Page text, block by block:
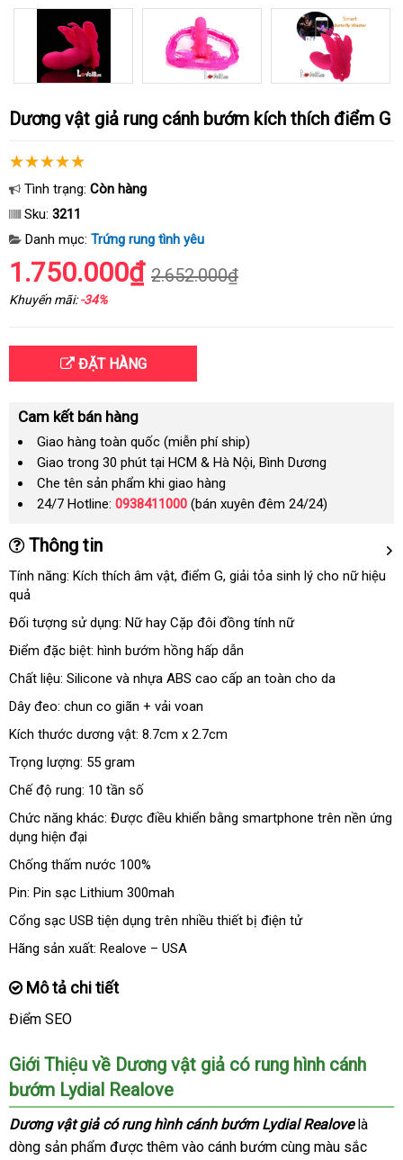
Dương vật giả rung cánh bướm kích thích điểm G
Tình trạng: Còn hàng
Sku: 3211
Danh mục: Trứng rung tình yêu
1.750.000₫ 2.652.000₫
Khuyến mãi:-34%
ĐẶT HÀNG
Cam kết bán hàng
Giao hàng toàn quốc (miễn phí ship)
Giao trong 30 phút tại HCM & Hà Nội, Bình Dương
Che tên sản phẩm khi giao hàng
24/7 Hotline: 0938411000 (bán xuyên đêm 24/24)
Thông tin
Tính năng: Kích thích âm vậtnội
, điểm Gthanh
, giải tỏa sinh lý cho nữ hiệu
quả
Đối tượng sử dụng: Nữ hay Cặp đôi đồng tính nữ
Điểm to
đặc biệt: hình bướm hồng hấp dẫn
Chất liệu: Silicone cửa
hàng
và nhựa ABS cao cấp an toàn cho da
Dây đeo: chun co giãn + vải voan
Kích thước dương vật: 8.7cm x 2.7cm
Trọng lượng: 55 gram
Chế độ rung: 10 tần số
Chức năng khác: Được điều khiển bằng smartphone trên nền ứng
dụng hiện đại
Chống thấm nước 100%
Pin: Pin sạc Lithium 300mah
Cổng sạc USB tiện dụng trên nhiều thiết bị điện tử
Hãng sản xuất: Realove – USA
Mô tả chi tiết
Điểm SEO
Giới Thiệu về Dương vật giả có rung hình cánh
bướm Lydial Realove
Dương vật giả có rung hình cánh bướm Lydial Realovelà
dòng sản phẩm mới
được thêm vào cánh bướm cùng màu sắc